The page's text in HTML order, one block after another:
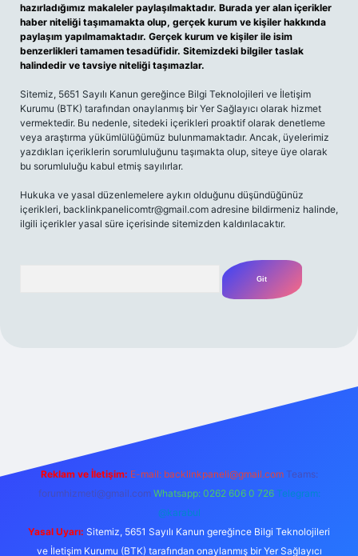
hazırladığımız makaleler paylaşılmaktadır. Burada yer alan içerikler
haber niteliği taşımamakta olup, gerçek kurum ve kişiler hakkında
paylaşım yapılmamaktadır. Gerçek kurum ve kişiler ile isim
benzerlikleri tamamen tesadüfidir. Sitemizdeki bilgiler taslak
halindedir ve tavsiye niteliği taşımazlar.
Sitemiz, 5651 Sayılı Kanun gereğince Bilgi Teknolojileri ve İletişim
Kurumu (BTK) tarafından onaylanmış bir Yer Sağlayıcı olarak hizmet
vermektedir. Bu nedenle, sitedeki içerikleri proaktif olarak denetleme
veya araştırma yükümlülüğümüz bulunmamaktadır. Ancak, üyelerimiz
yazdıkları içeriklerin sorumluluğunu taşımakta olup, siteye üye olarak
bu sorumluluğu kabul etmiş sayılırlar.
Hukuka ve yasal düzenlemelere aykırı olduğunu düşündüğünüz
içerikleri, backlinkpanelicomtr@gmail.com adresine bildirmeniz halinde,
ilgili içerikler yasal süre içerisinde sitemizden kaldırılacaktır.
m elexbet
Reklam ve İletişim: E-mail: backlinkpaneli@gmail.com Teams:
forumhizmeti@gmail.com Whatsapp: 0262 606 0 726 Telegram:
@karabul
Yasal Uyarı: Sitemiz, 5651 Sayılı Kanun gereğince Bilgi Teknolojileri
ve İletişim Kurumu (BTK) tarafından onaylanmış bir Yer Sağlayıcı